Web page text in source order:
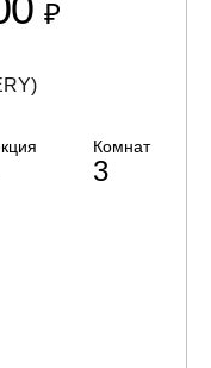
₽
Комнат
3